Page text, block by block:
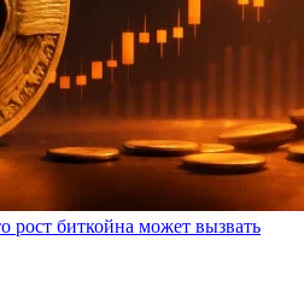
рост биткойна может вызвать